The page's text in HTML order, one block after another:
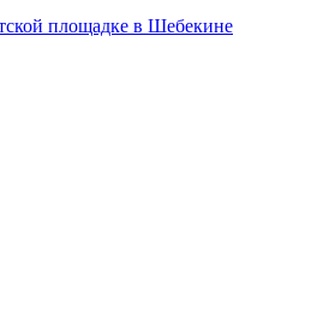
площадке в Шебекине